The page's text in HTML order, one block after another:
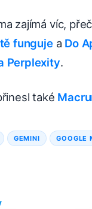
zajímá víc,
fungujea Do
Perplexity.
také
GEMINI GOOGLE